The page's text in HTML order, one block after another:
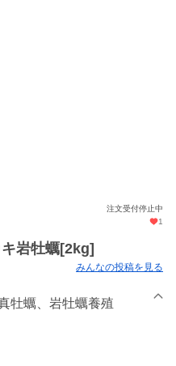
注文受付停止中
1
岩牡蠣[2kg]
みんなの投稿を見る
牡蠣、岩牡蠣養殖